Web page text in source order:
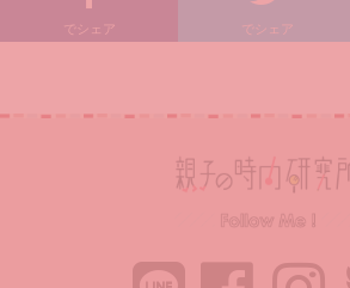
でシェア でシェア